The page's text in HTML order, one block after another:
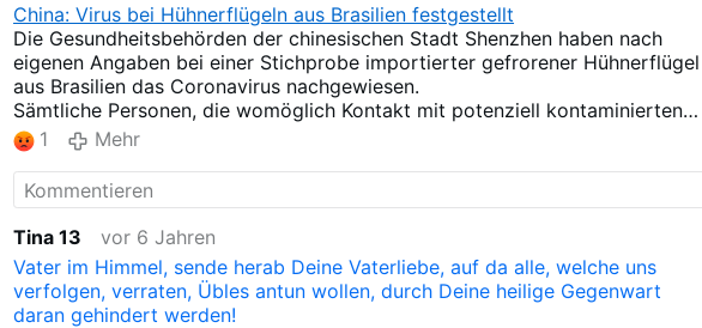
China: Virus bei Hühnerflügeln aus Brasilien festgestellt
Die Gesundheitsbehörden der chinesischen Stadt Shenzhen haben nach
eigenen Angaben bei einer Stichprobe importierter gefrorener Hühnerflügel
aus Brasilien das Coronavirus nachgewiesen.
Sämtliche Personen, die womöglich Kontakt mit potenziell kontaminierten
Fleischprodukten hatten, seien umgehend ausfindig gemacht und getestet
worden. Die Tests seien alle negativ ausgefallen.
1 Mehr
Tina 13
vor 6 Jahren
Vater im Himmel, sende herab Deine Vaterliebe, auf da alle, welche uns
verfolgen, verraten, Übles antun wollen, durch Deine heilige Gegenwart
daran gehindert werden!